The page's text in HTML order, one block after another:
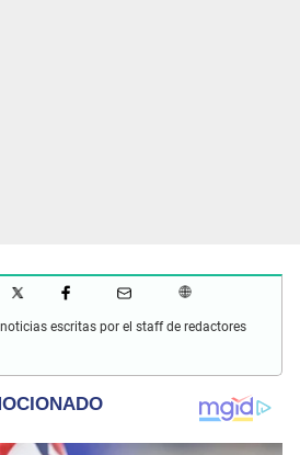
escritas por el staff de redactores